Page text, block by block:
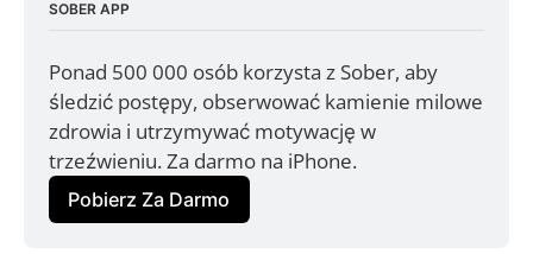
SOBER APP
Ponad 500 000 osób korzysta z Sober, aby
śledzić postępy, obserwować kamienie milowe
zdrowia i utrzymywać motywację w
trzeźwieniu. Za darmo na iPhone.
Pobierz Za Darmo